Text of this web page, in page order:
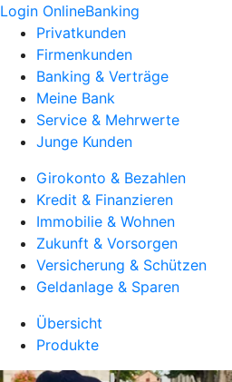
Login OnlineBanking
Privatkunden
Firmenkunden
Banking & Verträge
Meine Bank
Service & Mehrwerte
Junge Kunden
Girokonto & Bezahlen
Kredit & Finanzieren
Immobilie & Wohnen
Zukunft & Vorsorgen
Versicherung & Schützen
Geldanlage & Sparen
Übersicht
Produkte